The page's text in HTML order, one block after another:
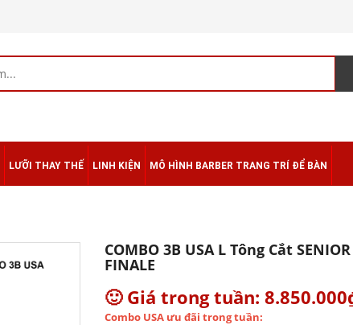
LƯỠI THAY THẾ LINH KIỆN MÔ HÌNH BARBER TRANG TRÍ ĐỂ BÀN
COMBO 3B USA L Tông Cắt
FINALE
🙂 Giá trong tuần:
Combo USA ưu đãi trong tuần: